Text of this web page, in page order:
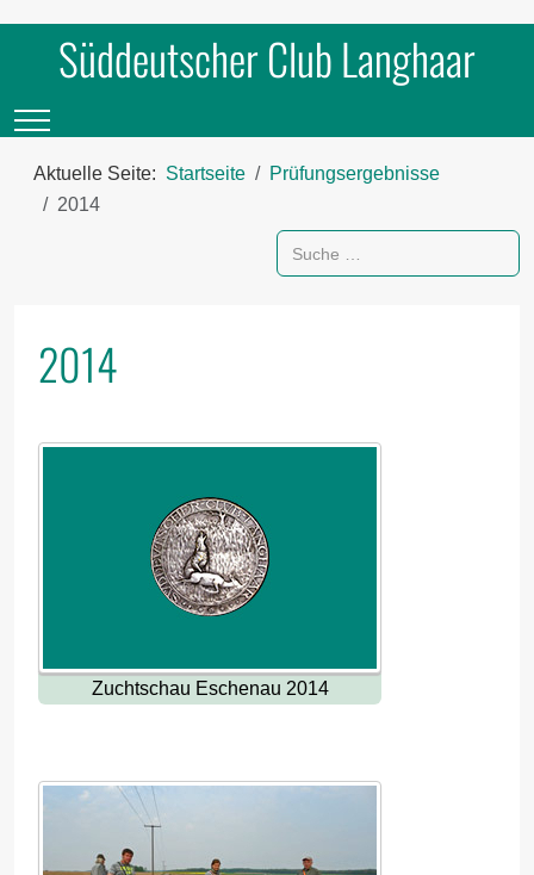
Süddeutscher Club Langhaar
Mobile Menu Toggle
Aktuelle Seite: Startseite
Prüfungsergebnisse
2014
Suchen
2014
Zuchtschau Eschenau 2014